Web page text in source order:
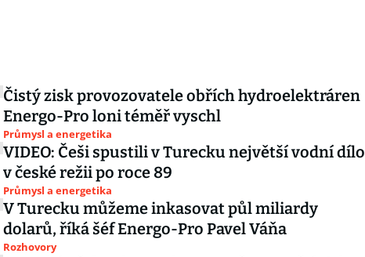
Čistý zisk provozovatele obřích hydroelektráren
Energo-Pro loni téměř vyschl
Průmysl a energetika
VIDEO: Češi spustili v Turecku největší vodní dílo
v české režii po roce 89
Průmysl a energetika
V Turecku můžeme inkasovat půl miliardy
dolarů, říká šéf Energo-Pro Pavel Váňa
Rozhovory